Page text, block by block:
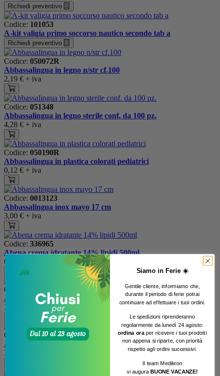
Richiedi preventivo
Codice: 101053
A-kit valigia primo soccorso nautico secondo tab a
Richiedi preventivo
Codice: 050072R
Abbassalingua in legno n/str cf.100
2,19 € + iva
Codice: 051348
Abbassalingua in legno sterile conf. da 100 pz.
4,28 € + iva
Codice: 050190R
Abbassalingua in plastica colorati pediatrici
0,12 € + iva
Codice: 0013123
Abbassalingua inox mayo 17 cm
3,00 € + iva
Codice: 336965
Abena crema idratante 14% lipidi 500ml
6,93 €
Codice:
Abena cuffia shampoo per allettati
3,08 €
+ iva
Codice:171129
Acaricida a ultrasuoni per ambienti
32,79 €
Siamo in Ferie ☀️
Gentile cliente, informiamo che,
durante il periodo di ferie potrai
continuare ad effettuare i tuoi ordini.
Le spedizioni riprenderanno
regolarmente da lunedì 24 agosto:
ordina ora per ricevere i tuoi prodotti
non appena si riparte, con priorità
rispetto agli ordini successivi.
Il team Medikron
vi auguraBUONE VACANZE!